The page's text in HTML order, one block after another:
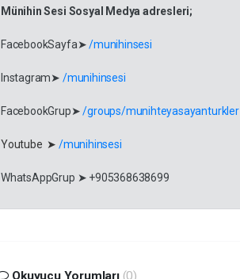
Münihin Sesi Sosyal Medya adresleri;
FacebookSayfa➤/munihinsesi
Instagram➤ /munihinsesi
FacebookGrup➤/groups/munihteyasayanturkler
Youtube ➤ /munihinsesi
WhatsAppGrup ➤ +905368638699
Okuyucu Yorumları (0)